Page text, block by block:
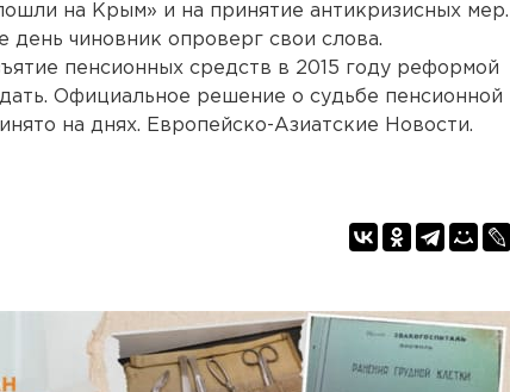
на Крым» и на принятие антикризисных мер.
чиновник опроверг свои слова.
пенсионных средств в 2015 году реформой
Официальное решение о судьбе пенсионной
на днях. Европейско-Азиатские Новости.